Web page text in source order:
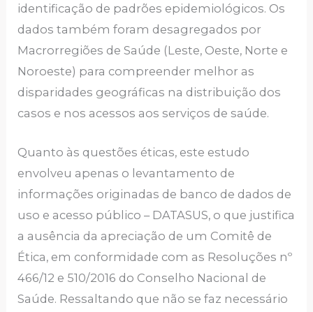
identificação de padrões epidemiológicos. Os
dados também foram desagregados por
Macrorregiões de Saúde (Leste, Oeste, Norte e
Noroeste) para compreender melhor as
disparidades geográficas na distribuição dos
casos e nos acessos aos serviços de saúde.
Quanto às questões éticas, este estudo
envolveu apenas o levantamento de
informações originadas de banco de dados de
uso e acesso público – DATASUS, o que justifica
a ausência da apreciação de um Comitê de
Ética, em conformidade com as Resoluções nº
466/12 e 510/2016 do Conselho Nacional de
Saúde. Ressaltando que não se faz necessário